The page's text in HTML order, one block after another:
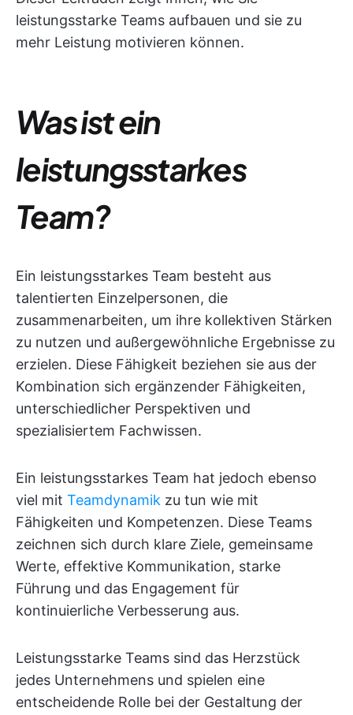
leistungsstarke Teams aufbauen und sie zu
mehr Leistung motivieren können.
Was ist ein
leistungsstarkes
Team?
Ein leistungsstarkes Team besteht aus
talentierten Einzelpersonen, die
zusammenarbeiten, um ihre kollektiven Stärken
zu nutzen und außergewöhnliche Ergebnisse zu
erzielen. Diese Fähigkeit beziehen sie aus der
Kombination sich ergänzender Fähigkeiten,
unterschiedlicher Perspektiven und
spezialisiertem Fachwissen.
Ein leistungsstarkes Team hat jedoch ebenso
viel mit Teamdynamik zu tun wie mit
Fähigkeiten und Kompetenzen. Diese Teams
zeichnen sich durch klare Ziele, gemeinsame
Werte, effektive Kommunikation, starke
Führung und das Engagement für
kontinuierliche Verbesserung aus.
Leistungsstarke Teams sind das Herzstück
jedes Unternehmens und spielen eine
entscheidende Rolle bei der Gestaltung der